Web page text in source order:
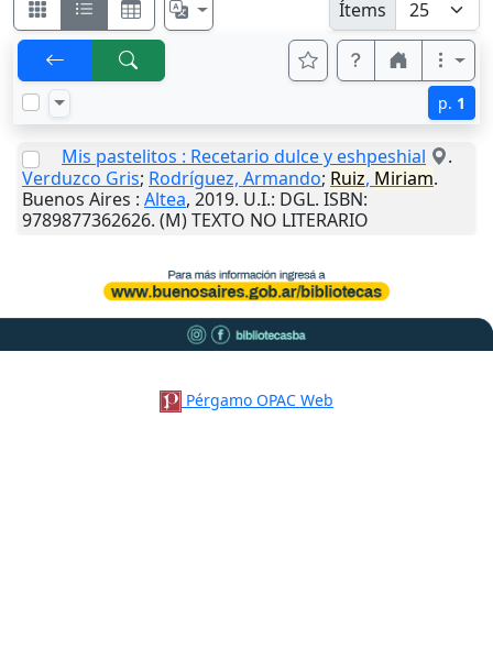
Ítems
p. 1
Mis pastelitos : Recetario dulce y eshpeshial
.
Verduzco Gris; Rodríguez, Armando; Ruiz, Miriam.
Buenos Aires : Altea, 2019. U.I.: DGL. ISBN:
9789877362626. (M) TEXTO NO LITERARIO
Pérgamo OPAC Web